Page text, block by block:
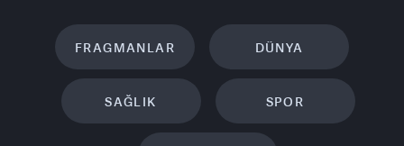
FRAGMANLAR DÜNYA
SAĞLIK SPOR